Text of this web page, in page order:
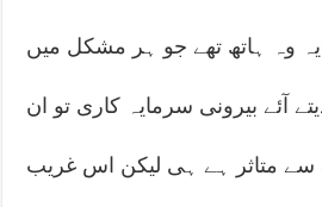
وہ ہاتھ تھے جو ہر مشکل میں
آئے بیرونی سرمایہ کاری تو ان
متاثر ہے ہی لیکن اس غریب